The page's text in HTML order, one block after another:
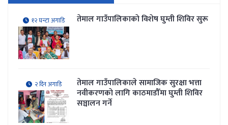
१२ घन्टा अगाडि तेमाल गाउँपालिकाकाे विशेष घुम्ती शिविर सुरू
२ दिन अगाडि तेमाल गाउँपालिकाले सामाजिक सुरक्षा भत्ता
नवीकरणकाे लागि काठमाडौँमा घुम्ती शिविर
सञ्चालन गर्ने